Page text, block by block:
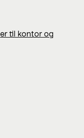
til kontor og